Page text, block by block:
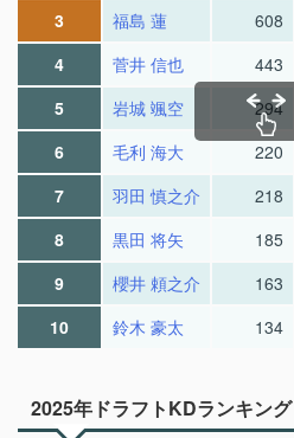
3
福島 蓮 608
4
菅井 信也 443
5
岩城 颯空 294
6
毛利 海大 220
7
羽田 慎之介 218
8
黒田 将矢 185
9
櫻井 頼之介 163
10
鈴木 豪太 134
2025年ドラフトKDランキング